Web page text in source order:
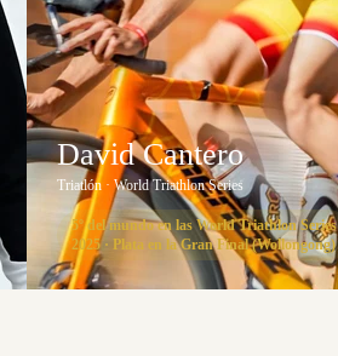
David Cantero
Triatlón · World Triathlon Series
5º del mundo en las World Triathlon Series
2025 · Plata en la Gran Final (Wollongong)